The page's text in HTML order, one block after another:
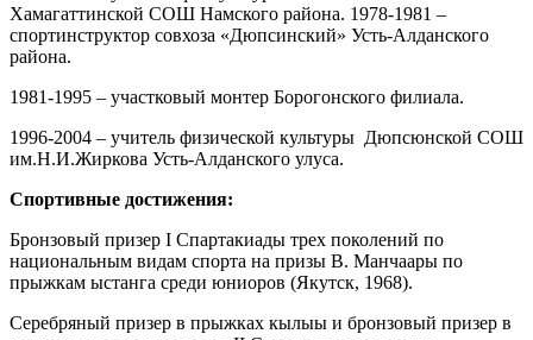
Хамагаттинской СОШ Намского района. 1978-1981 –
спортинструктор совхоза «Дюпсинский» Усть-Алданского
района.
1981-1995 – участковый монтер Борогонского филиала.
1996-2004 – учитель физической культуры Дюпсюнской СОШ
им.Н.И.Жиркова Усть-Алданского улуса.
Спортивные достижения:
Бронзовый призер I Спартакиады трех поколений по
национальным видам спорта на призы В. Манчаары по
прыжкам ыстанга среди юниоров (Якутск, 1968).
Серебряный призер в прыжках кылыы и бронзовый призер в